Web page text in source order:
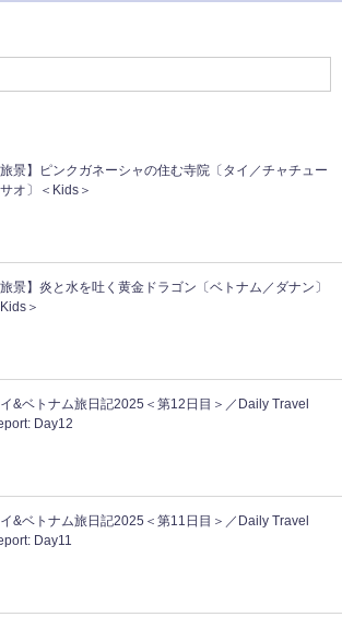
旅景】ピンクガネーシャの住む寺院〔タイ／チャチュー
オ〕＜Kids＞
旅景】炎と水を吐く黄金ドラゴン〔ベトナム／ダナン〕
＞
&ベトナム旅日記2025＜第12日目＞／Daily Travel
Day12
&ベトナム旅日記2025＜第11日目＞／Daily Travel
Day11